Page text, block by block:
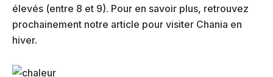
élevés (entre 8 et 9). Pour en savoir plus, retrouvez
prochainement notre article pour visiter Chania en
hiver.